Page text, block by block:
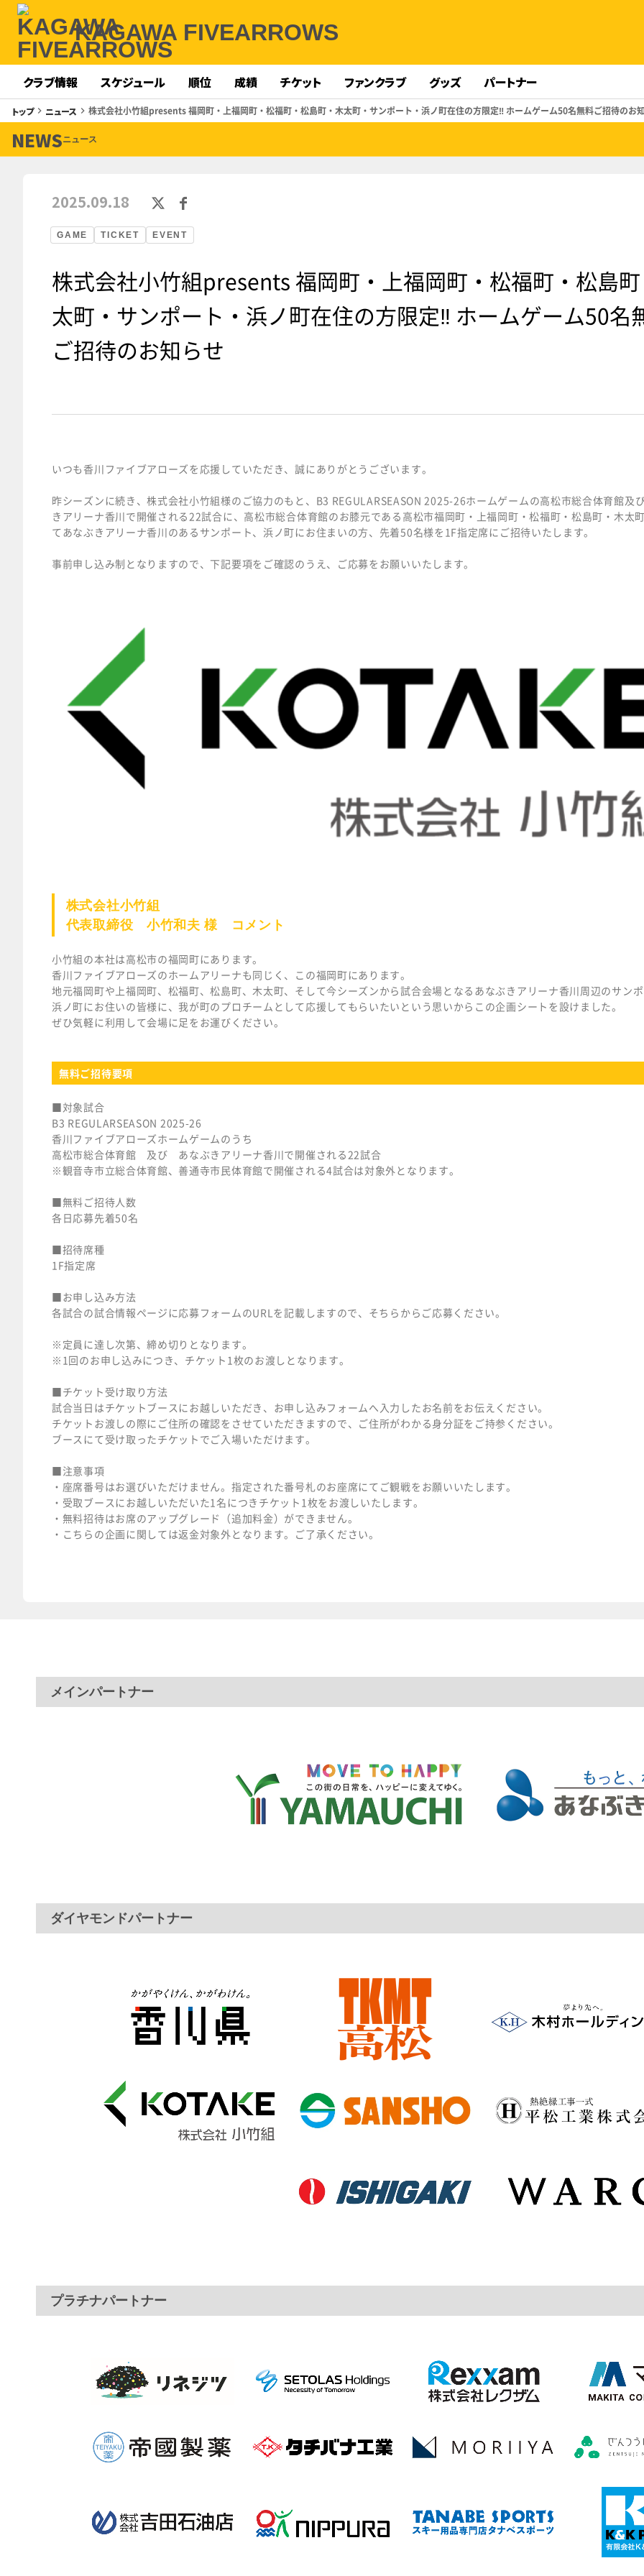
KAGAWA FIVEARROWS
クラブ情報 スケジュール 順位 成績 チケット ファンクラブ グッズ パートナー
トップkeyboard_arrow_right ニュース keyboard_arrow_right 株式会社小竹組presents 福岡町・上福岡町・松福町・松島町・木太町・サンポート・浜ノ町在住の方限定‼ ホームゲーム50名無料ご招待のお
NEWSニュース
GAME TICKET EVENT
2025.09.18
株式会社小竹組presents 福岡町・上福岡町・松福町・松島
太町・サンポート・浜ノ町在住の方限定‼ ホームゲーム50名
ご招待のお知らせ
いつも香川ファイブアローズを応援していただき、誠にありがとうございます。
昨シーズンに続き、株式会社小竹組様のご協力のもと、B3 REGULARSEASON 2025-26ホームゲームの高松市総合体育館及
きアリーナ香川で開催される22試合に、高松市総合体育館のお膝元である高松市福岡町・上福岡町・松福町・松島町・木太
てあなぶきアリーナ香川のあるサンポート、浜ノ町にお住まいの方、先着50名様を1F指定席にご招待いたします。
事前申し込み制となりますので、下記要項をご確認のうえ、ご応募をお願いいたします。
株式会社小竹組
代表取締役 小竹和夫 様 コメント
小竹組の本社は高松市の福岡町にあります。
香川ファイブアローズのホームアリーナも同じく、この福岡町にあります。
地元福岡町や上福岡町、松福町、松島町、木太町、そして今シーズンから試合会場となるあなぶきアリーナ香川周辺のサン
浜ノ町にお住いの皆様に、我が町のプロチームとして応援してもらいたいという思いからこの企画シートを設けました。
ぜひ気軽に利用して会場に足をお運びください。
無料ご招待要項
■対象試合
B3 REGULARSEASON 2025-26
香川ファイブアローズホームゲームのうち
高松市総合体育館 及び あなぶきアリーナ香川で開催される22試合
※観音寺市立総合体育館、善通寺市民体育館で開催される4試合は対象外となります。
■無料ご招待人数
各日応募先着50名
■招待席種
1F指定席
■お申し込み方法
各試合の試合情報ページに応募フォームのURLを記載しますので、そちらからご応募ください。
※定員に達し次第、締め切りとなります。
※1回のお申し込みにつき、チケット1枚のお渡しとなります。
■チケット受け取り方法
試合当日はチケットブースにお越しいただき、お申し込みフォームへ入力したお名前をお伝えください。
チケットお渡しの際にご住所の確認をさせていただきますので、ご住所がわかる身分証をご持参ください。
ブースにて受け取ったチケットでご入場いただけます。
■注意事項
・座席番号はお選びいただけません。指定された番号札のお座席にてご観戦をお願いいたします。
・受取ブースにお越しいただいた1名につきチケット1枚をお渡しいたします。
・無料招待はお席のアップグレード（追加料金）ができません。
・こちらの企画に関しては返金対象外となります。ご了承ください。
メインパートナー
ダイヤモンドパートナー
プラチナパートナー